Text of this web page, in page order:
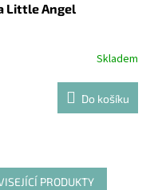
Little Angel
Skladem
Do košíku
PRODUKTY